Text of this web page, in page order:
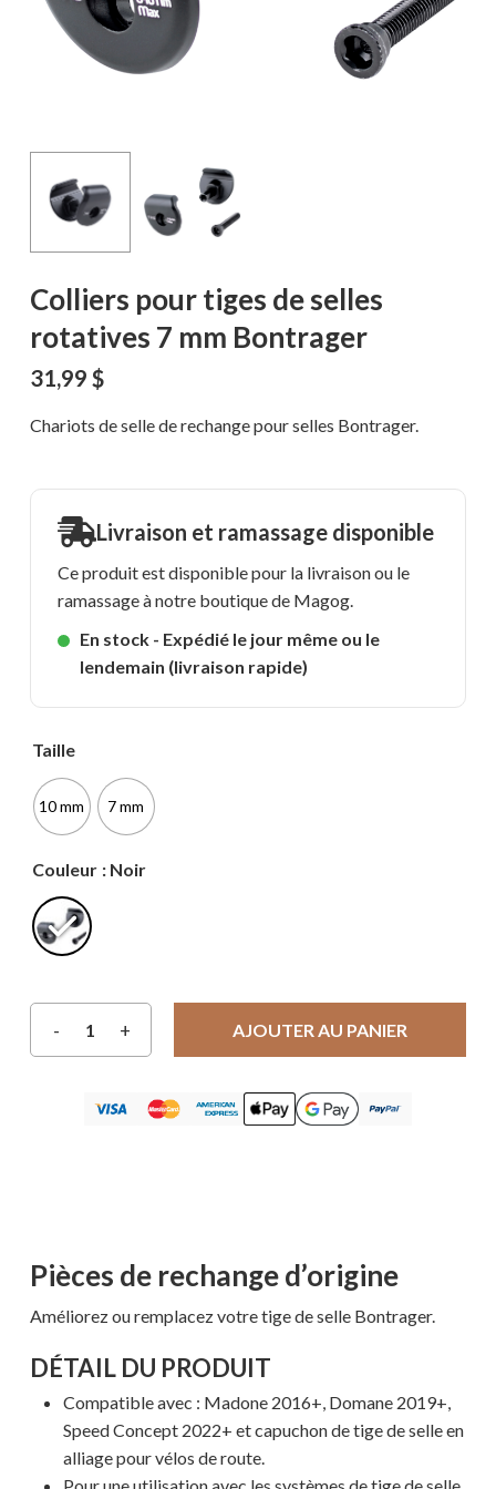
Colliers pour tiges de selles
rotatives 7 mm Bontrager
31,99 $
Chariots de selle de rechange pour selles Bontrager.
Livraison et ramassage disponible
Ce produit est disponible pour la livraison ou le
ramassage à notre boutique de Magog.
En stock - Expédié le jour même ou le
lendemain (livraison rapide)
Taille
10 mm 7 mm
Couleur : Noir
AJOUTER AU PANIER
Pièces de rechange d’origine
Améliorez ou remplacez votre tige de selle Bontrager.
DÉTAIL DU PRODUIT
Compatible avec : Madone 2016+, Domane 2019+,
Speed ​​Concept 2022+ et capuchon de tige de selle en
alliage pour vélos de route.